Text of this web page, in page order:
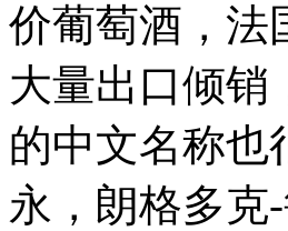
价葡萄酒，法
大量出口倾销
的中文名称也
永，朗格多克